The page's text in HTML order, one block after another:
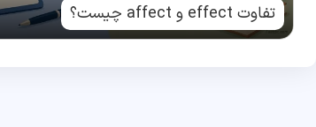
تفاوت effect و affect چیست؟